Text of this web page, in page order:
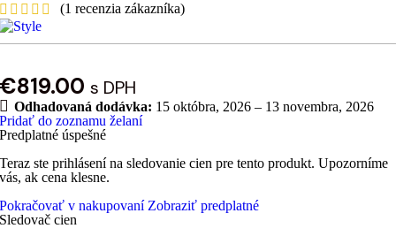
(1 recenzia zákazníka)
€819.00 s DPH
Odhadovaná dodávka: 15 októbra, 2026 – 13 novembra, 2026
Pridať do zoznamu želaní
Predplatné úspešné
Teraz ste prihlásení na sledovanie cien pre tento produkt. Upozorníme
vás, ak cena klesne.
Pokračovať v nakupovaní Zobraziť predplatné
Sledovač cien